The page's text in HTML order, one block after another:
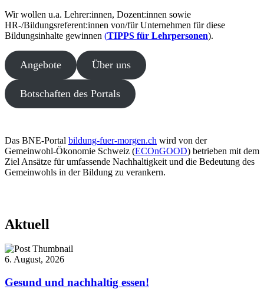
Wir wollen u.a. Lehrer:innen, Dozent:innen sowie
HR-/Bildungsreferent:innen von/für Unternehmen für diese
Bildungsinhalte gewinnen (TIPPS für Lehrpersonen).
Angebote Über uns
Botschaften des Portals
Das BNE-Portal bildung-fuer-morgen.ch wird von der
Gemeinwohl-Ökonomie Schweiz (ECOnGOOD) betrieben mit dem
Ziel Ansätze für umfassende Nachhaltigkeit und die Bedeutung des
Gemeinwohls in der Bildung zu verankern.
Aktuell
6. August, 2026
Gesund und nachhaltig essen!